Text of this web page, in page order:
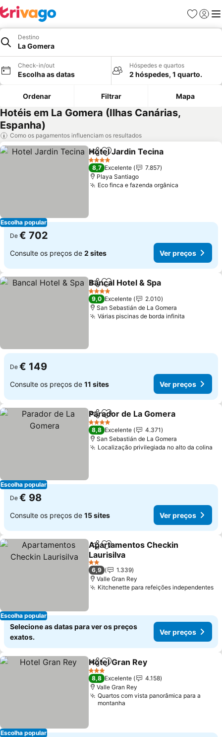
Favoritos
Iniciar
Destino
La Gomera
Check-in/out
Escolha as datas
Hóspedes e quartos
2 hóspedes, 1 quarto.
Ordenar Filtrar Mapa
Hotéis em La Gomera (Ilhas Canárias,
Espanha)
Como os pagamentos influenciam os resultados
Escolha popular
PartilharAdicionar aos favoritos
Hotel Jardin Tecina
4 Estrelas
8,7 Excelente
7.857
Playa Santiago
Eco finca e fazenda orgânica
De € 702
Consulte os preços de 2 sites Ver preços
PartilharAdicionar aos favoritos
Bancal Hotel & Spa
4 Estrelas
9,0 Excelente
2.010
San Sebastián de La Gomera
Várias piscinas de borda infinita
De € 149
Consulte os preços de 11 sites Ver preços
Escolha popular
PartilharAdicionar aos favoritos
Parador de La Gomera
4 Estrelas
8,8 Excelente
4.371
San Sebastián de La Gomera
Localização privilegiada no alto da colina
De € 98
Consulte os preços de 15 sites Ver preços
Escolha popular
PartilharAdicionar aos favoritos
Apartamentos Checkin
Laurisilva
Ver preços
2 Estrelas
6,9
1.339
Valle Gran Rey
Kitchenette para refeições independentes
Selecione as datas para ver os preços
exatos.
Ver preços
Escolha popular
PartilharAdicionar aos favoritos
Hotel Gran Rey
3 Estrelas
8,8 Excelente
4.158
Valle Gran Rey
Quartos com vista panorâmica para a
montanha